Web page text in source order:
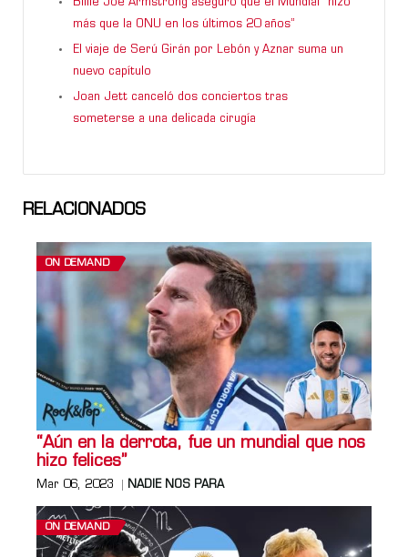
Billie Joe Armstrong aseguró que el Mundial “hizo
más que la ONU en los últimos 20 años”
El viaje de Serú Girán por Lebón y Aznar suma un
nuevo capítulo
Joan Jett canceló dos conciertos tras
someterse a una delicada cirugía
RELACIONADOS
ON DEMAND
“Aún en la derrota, fue un mundial que nos
hizo felices”
Mar 06, 2023 NADIE NOS PARA
ON DEMAND